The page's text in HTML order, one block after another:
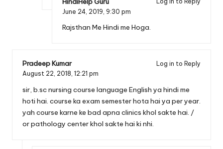
June 24, 2019, 9:30 pm
Rajsthan Me Hindi me Hoga.
Pradeep Kumar
Log in to Reply
August 22, 2018, 12:21 pm
sir, b.sc nursing course language English ya hindi me
hoti hai. course ka exam semester hota hai ya per year.
yah course karne ke bad apna clinics khol sakte hai. /
or pathology center khol sakte hai ki nhi.